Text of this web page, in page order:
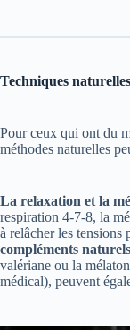
Techniques
Pour ceux qui ont du
méthodes naturelles
La relaxation et la
respiration 4-7-8, la
à relâcher les tensions
compléments naturels
valériane ou la
médical), peuvent